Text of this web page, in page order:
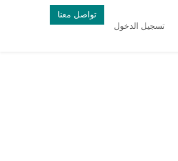
تسجيل الدخول
تواصل معنا